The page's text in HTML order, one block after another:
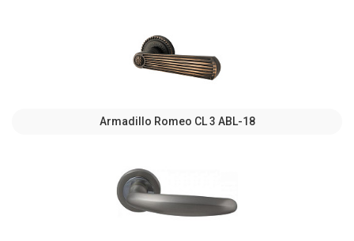
Armadillo Romeo CL 3 ABL-18